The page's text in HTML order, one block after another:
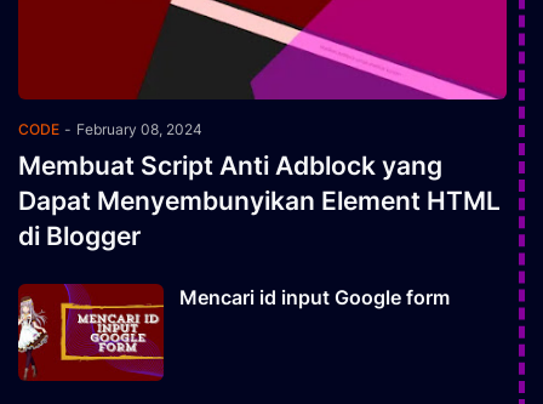
CODE - February 08, 2024
Membuat Script Anti Adblock yang
Dapat Menyembunyikan Element HTML
di Blogger
Mencari id input Google form